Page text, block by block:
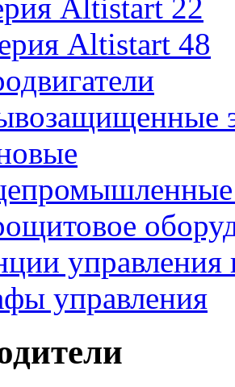
Altistart 22
Altistart 48
управления
управления